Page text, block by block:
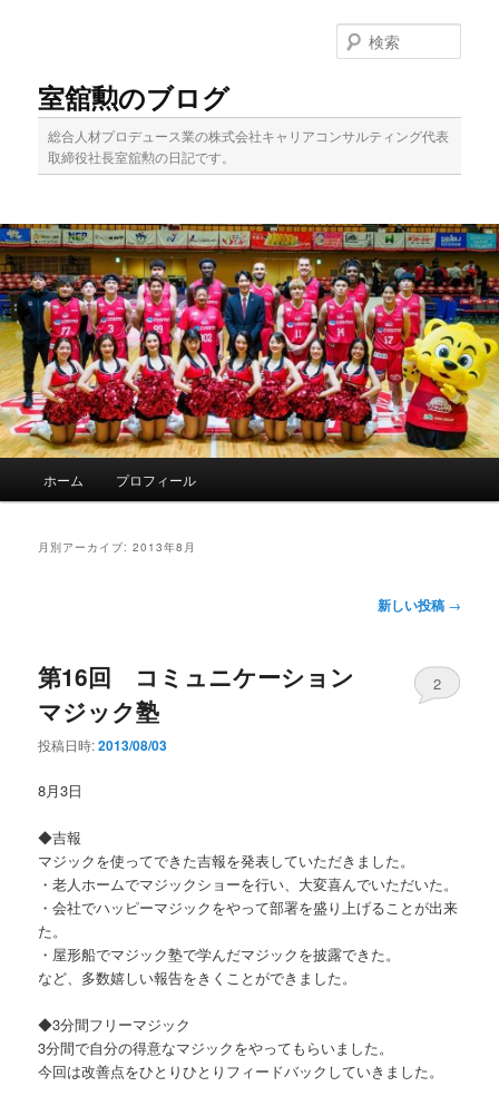
移
動
動
室舘勲のブログ
総合人材プロデュース業の株式会社キャリアコンサルティング代表
取締役社長室舘勲の日記です。
索
ホーム プロフィール
月別アーカイブ:2013年8月
ビ
ゲ
ー
シ
ン
新しい投稿 →
第16回 コミュニケーション
マジック塾
投稿日時:2013/08/03
2
8月3日
◆吉報
マジックを使ってできた吉報を発表していただきました。
・老人ホームでマジックショーを行い、大変喜んでいただいた。
・会社でハッピーマジックをやって部署を盛り上げることが出来
た。
・屋形船でマジック塾で学んだマジックを披露できた。
など、多数嬉しい報告をきくことができました。
◆3分間フリーマジック
3分間で自分の得意なマジックをやってもらいました。
今回は改善点をひとりひとりフィードバックしていきました。